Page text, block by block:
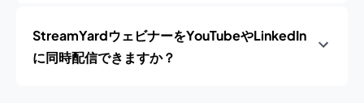
StreamYardウェビナーをYouTubeやLinkedIn
に同時配信できますか？